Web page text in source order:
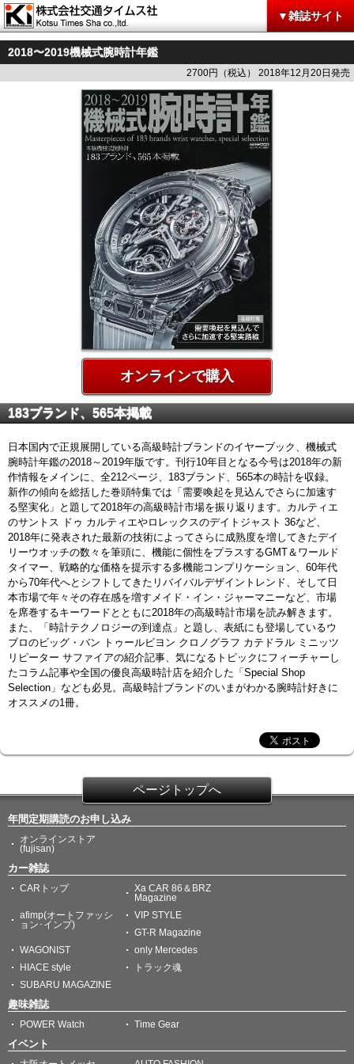
▼雑誌サイト
2018〜2019機械式腕時計年鑑
2700円（税込） 2018年12月20日発売
オンラインで購入
183ブランド、565本掲載
日本国内で正規展開している高級時計ブランドのイヤーブック、機械式
腕時計年鑑の2018～2019年版です。刊行10年目となる今号は2018年の新
作情報をメインに、全212ページ、183ブランド、565本の時計を収録。
新作の傾向を総括した巻頭特集では「需要喚起を見込んでさらに加速す
る堅実化」と題して2018年の高級時計市場を振り返ります。カルティエ
のサントス ドゥ カルティエやロレックスのデイトジャスト 36など、
2018年に発表された最新の技術によってさらに成熟度を増してきたデイ
リーウオッチの数々を筆頭に、機能に個性をプラスするGMT＆ワールド
タイマー、戦略的な価格を提示する多機能コンプリケーション、60年代
から70年代へとシフトしてきたリバイバルデザイントレンド、そして日
本市場で年々その存在感を増すメイド・イン・ジャーマニーなど、市場
を席巻するキーワードとともに2018年の高級時計市場を読み解きます。
また、「時計テクノロジーの到達点」と題し、表紙にも登場しているウ
ブロのビッグ・バン トゥールビヨン クロノグラフ カテドラル ミニッツ
リピーター サファイアの紹介記事、気になるトピックにフィーチャーし
たコラム記事や全国の優良高級時計店を紹介した「Special Shop
Selection」なども必見。高級時計ブランドのいまがわかる腕時計好きに
オススメの1冊。
ページトップへ
年間定期購読のお申し込み
オンラインストア
(fujisan)
カー雑誌
CARトップ
Xa CAR 86＆BRZ
Magazine
afimp(オートファッシ
ョン･インプ)
VIP STYLE
GT-R Magazine
WAGONIST
only Mercedes
HIACE style
トラック魂
SUBARU MAGAZINE
趣味雑誌
POWER Watch Time Gear
イベント